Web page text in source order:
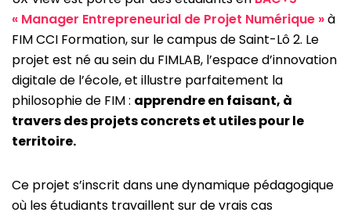
« Manager Entrepreneurial de Projet Numérique »à
FIM CCI Formation, sur le campus de Saint-Lô 2. Le
projet est né au sein du FIMLAB, l’espace d’innovation
digitale de l’école, et illustre parfaitement la
philosophie de FIM : apprendre en faisant, à
travers des projets concrets et utiles pour le
territoire.
Ce projet s’inscrit dans une dynamique pédagogique
où les étudiants travaillent sur de vrais cas